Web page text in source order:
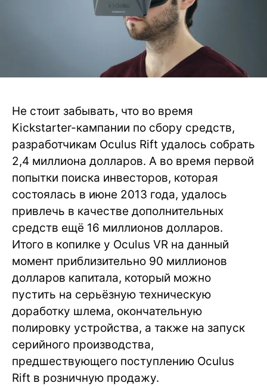
Не стоит забывать, что во время
Kickstarter-кампании по сбору средств,
разработчикам Oculus Rift удалось собрать
2,4 миллиона долларов. А во время первой
попытки поиска инвесторов, которая
состоялась в июне 2013 года, удалось
привлечь в качестве дополнительных
средств ещё 16 миллионов долларов.
Итого в копилке у Oculus VR на данный
момент приблизительно 90 миллионов
долларов капитала, который можно
пустить на серьёзную техническую
доработку шлема, окончательную
полировку устройства, а также на запуск
серийного производства,
предшествующего поступлению Oculus
Rift в розничную продажу.